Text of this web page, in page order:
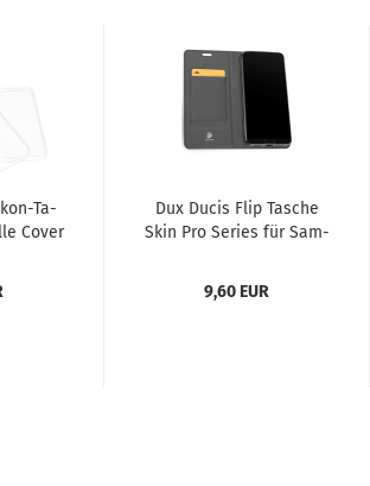
​​Ta­
Cover
Dux Ducis Flip Ta­sche
Skin Pro Se­ries für Sam­
9,60 EUR